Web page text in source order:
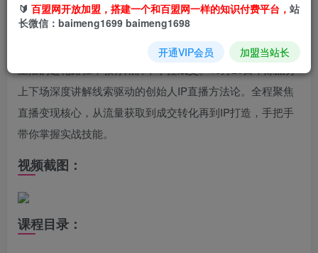
课程汇聚行业大咖，10月25日上午，刘思毅分享中心化IP借
短视频+直播“偷流量”的技巧；下午婉婉拆解个人从0到百万
上下场深度讲解线索驱动的创始人IP直播方法论。全程聚焦
直播变现核心，从流量获取到成交转化再到IP打造，手把手
带你掌握实战技能。
视频截图：
课程目录：
🔰 百盟网开放加盟，搭建一个和百盟网一样的知识付费平台， 站
长微信：baimeng1699 baimeng1698
开通VIP会员 加盟当站长